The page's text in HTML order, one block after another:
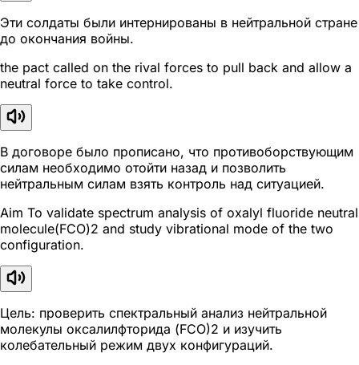
Эти солдаты были интернированы в нейтральной стране
до окончания войны.
the pact called on the rival forces to pull back and allow a
neutral force to take control.
В договоре было прописано, что противоборствующим
силам необходимо отойти назад и позволить
нейтральным силам взять контроль над ситуацией.
Aim To validate spectrum analysis of oxalyl fluoride neutral
molecule(FCO)2 and study vibrational mode of the two
configuration.
Цель: проверить спектральный анализ нейтральной
молекулы оксалилфторида (FCO)2 и изучить
колебательный режим двух конфигураций.